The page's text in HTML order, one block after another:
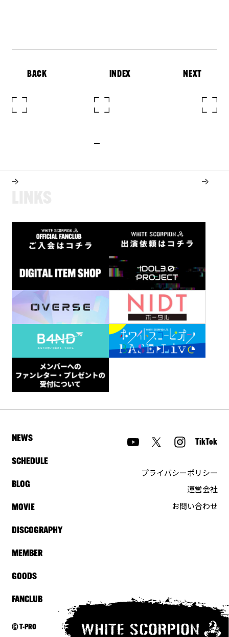
BACK INDEX NEXT
NEWS
SCHEDULE
BLOG
MOVIE
DISCOGRAPHY
MEMBER
GOODS
FANCLUB
TikTok
プライバシーポリシー
運営会社
お問い合わせ
© T-PRO